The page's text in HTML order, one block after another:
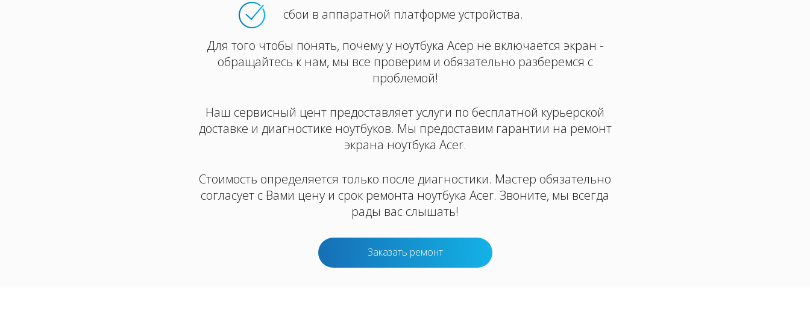
сбои в аппаратной платформе устройства.
Для того чтобы понять, почему у ноутбука Асер не включается экран -
обращайтесь к нам, мы все проверим и обязательно разберемся с
проблемой!
Наш сервисный цент предоставляет услуги по бесплатной курьерской
доставке и диагностике ноутбуков. Мы предоставим гарантии на ремонт
экрана ноутбука Acer.
Стоимость определяется только после диагностики. Мастер обязательно
согласует с Вами цену и срок ремонта ноутбука Acer. Звоните, мы всегда
рады вас слышать!
Заказать ремонт